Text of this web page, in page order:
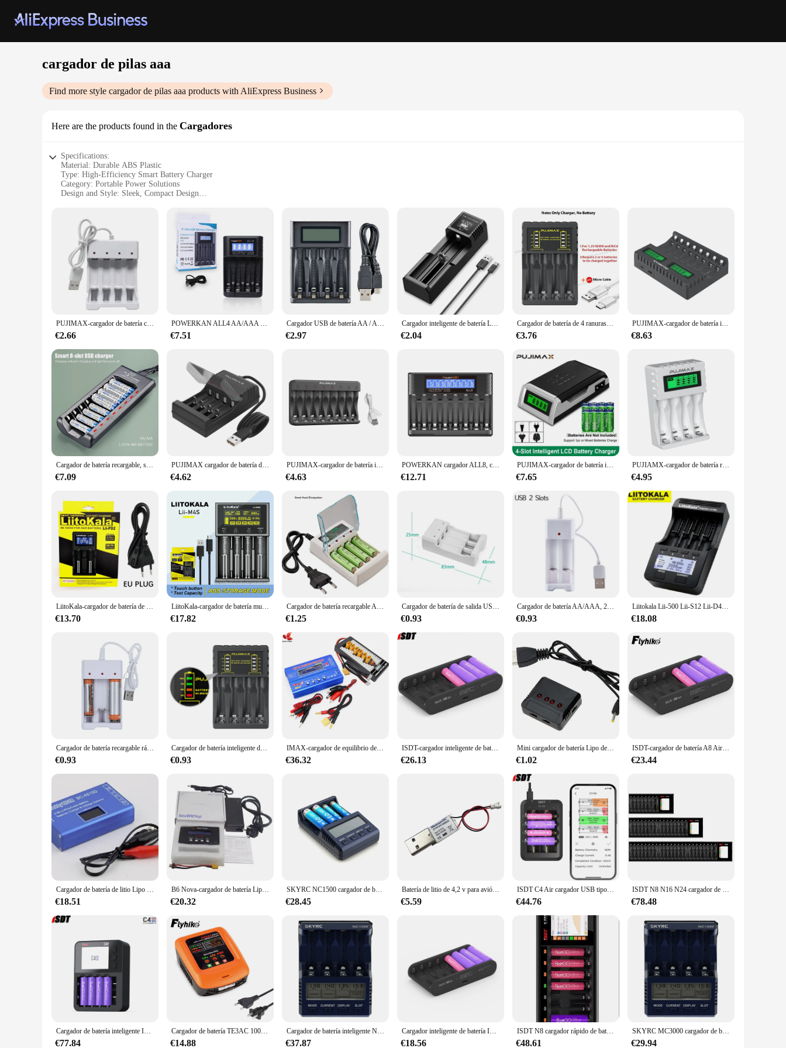
cargador de pilas aaa
Find more style cargador de pilas aaa products with AliExpress Business
Here are the products found in the Cargadores
Specifications:
Material: Durable ABS Plastic
Type: High-Efficiency Smart Battery Charger
Category: Portable Power Solutions
Design and Style: Sleek, Compact Design
Parts and Accessories: Includes 4 AAA Rechargeable Batteries
Features:
|Wholesale|Vendors|
**Advanced Charging Technology**
The cargador de pilas aaa is a state-of-the-art battery charger designed to cater to the needs of modern-day gadgets. It boasts an advanced smart charging algorithm that ensures your AAA batteries are
charged efficiently and safely. With its high-efficiency design, this charger can quickly recharge your batteries, making it an indispensable tool for anyone who frequently uses AAA batteries.
**Versatile and Convenient**
Whether you're a professional who needs a reliable power source on the go or a home user looking for an eco-friendly alternative to disposable batteries, this charger is your perfect companion. Its
compact and sleek design makes it easy to carry in your pocket or bag, ensuring you're always prepared for power outages or emergencies. The inclusion of 4 AAA rechargeable batteries means you
can start charging right away, without the need to purchase additional batteries.
**Eco-Friendly and Cost-Effective**
Say goodbye to the hassle of constantly purchasing new batteries and embrace the eco-friendly and cost-effective approach with this cargador de pilas aaa. By using rechargeable batteries, you
significantly reduce waste and save money in the long run. This charger is not just a practical tool but also a sustainable choice for those who are conscious about their environmental impact. It's an
excellent addition to any household or business, offering a convenient and eco-conscious solution for all your power needs.
PUJIMAX-cargador de batería con enchufe USB, estación de carga inteligente de carga rápida para Nimh Nicd AAA/AA, cargadores portátiles recargables
€2.66
POWERKAN ALL4 AA/AAA cargador de batería conveniente pequeño de 4 ranuras para 1,2 V hi-mh y 1,5 V/3.7vli-ion con pantalla LCD
€7.51
Cargador USB de batería AA / AAA con pantalla LCD, 4 ranuras para NI-MH /NI-CD, AA, AAA, 1,2 V, indicador de batería recargable
€2.97
Cargador inteligente de batería LCD USB, 1/2 ranuras, Dual para 18650, 3,7 V, batería de litio recargable para batería NI-MH AA / AAA de 1,2 V
€2.04
Cargador de batería de 4 ranuras, carga rápida inteligente con indicador para baterías recargables NiMH NiCd AAA/AA de 1,2 V, Micro conector USB C
€3.76
PUJIMAX-cargador de batería inteligente con pantalla LED, pilas recargables AA/AAA Ni-MH, carga independiente, nuevo
€8.63
Cargador de batería recargable, salida USB, 4/8 ranuras, carga rápida, protección contra cortocircuitos para cargador de baterías NiMH AAA/AA de 1,2 V
€7.09
PUJIMAX cargador de batería de carga rápida con 8 ranuras de salida USB, protección contra cortocircuitos, adecuado para baterías recargables AA/AAA/Nimh
€4.62
PUJIMAX-cargador de batería inteligente con pantalla LCD de 1,2 V, 8 ranuras, para pilas recargables AA/AAA NiMh NiCd, cargador de baterías aa aaa
€4.63
POWERKAN cargador ALL8, cargador AA/AAA LCD de alta velocidad con 8 ranuras, adecuado para baterías recargables de iones de litio de 1,2 V Ni-MH 1,5 V/3,7 V
€12.71
PUJIMAX-cargador de batería inteligente de 1,2 V con 4 ranuras, Cable de carga, pantalla LCD para adaptador de baterías recargables AA/AAA NiMH NiCd
€7.65
PUJIAMX-cargador de batería recargable AA/AAA, pantalla LCD, adaptador portátil, Cable USB, interfaz de baterías tipo C, herramienta de carga rápida
€4.95
LiitoKala-cargador de batería de Lii-PD2, para pilas AA AAA 18650 V/26650 V/21700 V, NiMH de litio, 18350, 3,7, 3,2, 1,2,
€13.70
LiitoKala-cargador de batería multifuncional LCD, dispositivo para 18650 V, 3,7 V, 1,2, 26650, 21700, 14500, 18350, AA, AAA, A, C y otros, Lii-M4S 17500
€17.82
Cargador de batería recargable AA/AAA, 2 y 4 ranuras, CA 220V, para NI-MH /NI-CD, AA, AAA, 1,2 V
€1.25
Cargador de batería de salida USB para batería AA/AAA, adaptador de carga rápida de batería recargable Universal, herramientas de carga
€0.93
Cargador de batería AA/AAA, 2 4 ranuras, CA 110V 220V para NI-MH /NI-CD AA AAA, cargador de batería recargable de 1,2 V
€0.93
Liitokala Lii-500 Lii-S12 Lii-D4XL 18650 Cargador de batería inteligente, 3.7V 18350 14500 18500 17500 21700 26650 1.2V AA AAA NiMH Cargador LCD de litio
€18.08
Cargador de batería recargable rápido con ranura USB 3/4 de alta velocidad, estación de batería recargable AAA y AA, protección contra cortocircuitos, nuevo
€0.93
Cargador de batería inteligente de 4 ranuras, carga rápida con indicador para baterías recargables NiMH NiCd AAA/AA de 1,2 V, Micro conector USB C
€0.93
IMAX-cargador de equilibrio de batería LiPo B6, placa adaptadora para batería RC, 80W, XT60, B6AC, 2-6S
€36.32
ISDT-cargador inteligente de batería A8 Air AAA, dispositivo de carga de 27W con 8 ranuras, funcionamiento inalámbrico para AA 10500 12500
€26.13
Mini cargador de batería Lipo de 4 puertos, 5 puertos, 6 puertos, USB para Syma X5C Hubsan H107 Wltoys RC UFO Quadcopter Helicopter
€1.02
ISDT-cargador de batería A8 Air 8-Bay Househould, batería AAA inteligente de 27W, operación inalámbrica para AA 10500 12500
€23.44
Cargador de batería de litio Lipo de BC-4S15D, Detector de voltaje, pantalla Digital LCD, cargador de equilibrio con adaptador para batería RC
€18.51
B6 Nova-cargador de batería Lipo Nimh de 60w, dispositivo de iones de litio, níquel, cadmio, Digital Lipro con adaptador adecuado para Drones de Control remoto
€20.32
SKYRC NC1500 cargador de batería inteligente de 4 ranuras, descargador y analizador para pilas AA/AAA Ni-MH
€28.45
Batería de litio de 4,2 v para avión, Cargador USB único de 1,25/2,0mm, interfaz JST para Mini modelo RC, accesorios para avión
€5.59
ISDT C4 Air cargador USB tipo C, cargador inteligente de batería Universal con conexión por aplicación para AA, AAA, batería recargable de iones de litio, 6 bahías, 4A
€44.76
ISDT N8 N16 N24 cargador de batería AA AAA, cargador de batería inteligente CC para batería modelo RC de li-lon LiHv Ni-MH ni-cd LiFePO4
€78.48
Cargador de batería inteligente ISDT C4 EVO con salida tipo C QC3.0 para batería de iones de litio AA AAA con pantalla de visualización IPS y prevención de incendios
€77.84
Cargador de batería TE3AC 100V-240V 25W/3A cargador de equilibrio profesional para 2S 3S LiPo/2S 3S LiFe/1-8S NiMH batería RC Drone coche barco
€14.88
Cargador de batería inteligente NC1500, 4 ranuras, pantalla LCD, carga rápida para pilas AA/AAA, níquel e hidrógeno, elección
€37.87
Cargador inteligente de batería ISDT A8 Air AAA, cargador de batería doméstico de 27W y 8 bahías, funcionamiento inalámbrico para AA 10500 12500
€18.56
ISDT N8 cargador rápido de batería, dispositivo con 8 ranuras, AAA, AA, pantalla LCD, inteligente, Li-ion Life, Ni-MH, ni-cd
€48.61
SKYRC MC3000 cargador de batería NC2500 Pro NC1500 para AA AAA Nimh Universal recargable
€29.94